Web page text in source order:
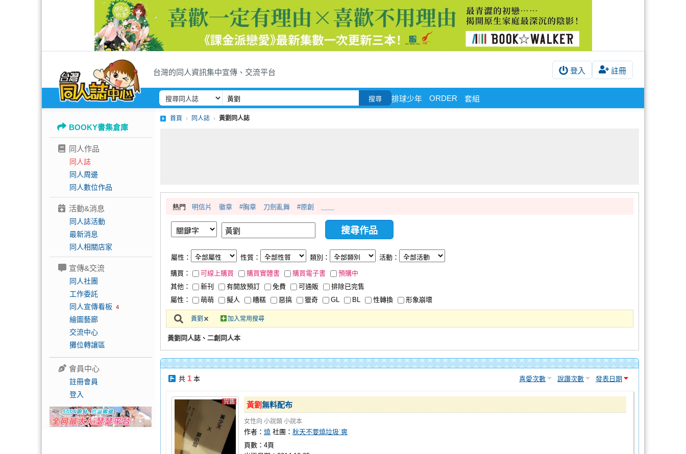
台灣的同人資訊集中宣傳、交流平台 登入 註冊
搜尋 排球少年 ORDER 套組
BOOKY書集倉庫
同人作品
同人誌
同人周邊
同人數位作品
活動&消息
同人誌活動
最新消息
同人相關店家
宣傳&交流
同人社團
工作委託
同人宣傳看板 4
繪圖藝廊
交流中心
攤位轉讓區
會員中心
註冊會員
登入
首頁 同人誌 黃劉同人誌
熱門 明信片 徽章 #胸章 刀劍亂舞 #原創
屬性： 性質： 類別： 活動：
購買： 可線上購買 購買實體書 購買電子書
預購中
其他：
新刊 有開放預訂 免費 可通販
排除已完售
屬性：
萌萌 擬人 糟糕 惡搞 獵奇 GL BL 性轉換 形象崩壞
黃劉 加入常用搜尋
黃劉同人誌、二創同人本
共 1 本 喜愛次數 說讚次數 發表日期
黃劉無料配布
女性向 小說類 小說本
作者： 燒 社團： 秋天不要燒垃圾˙爽
頁數：4頁